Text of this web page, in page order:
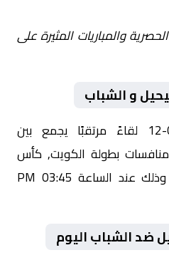
والمباريات المثيرة على
و الشباب
يستضيف اليوم 2026-02-12 لقاءً مرتقبًا يجمع بين
بطولة الكويت, كأس
أمير الكويت - دور الـ 16، وذلك عند الساعة 03:45 PM
ضد الشباب اليوم